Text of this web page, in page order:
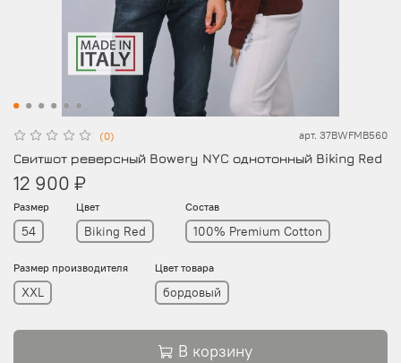
(0) арт. 37BWFMB560
Свитшот реверсный Bowery NYC однотонный Biking Red
12 900 ₽
Размер
54
Цвет
Biking Red
Состав
100% Premium Cotton
Размер производителя
XXL
Цвет товара
бордовый
В корзину